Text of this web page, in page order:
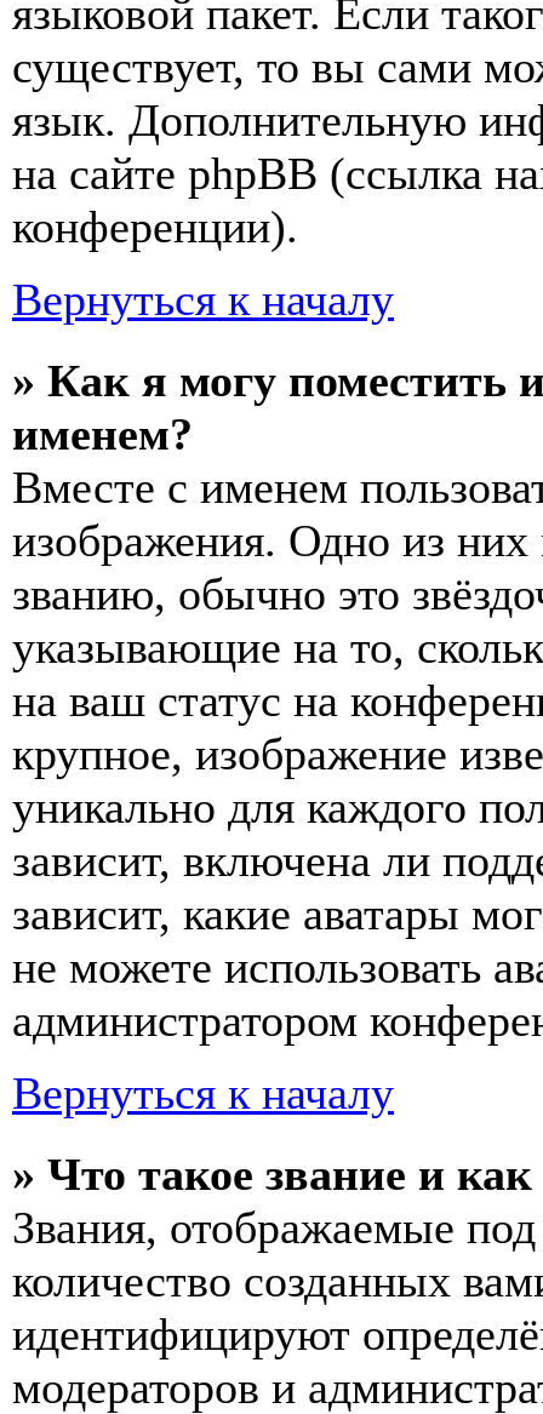
языковой пакет. Если
существует, то вы сами
язык. Дополнительную
на сайте phpBB (ссылка
конференции).
Вернуться к началу
» Как я могу поместить
именем?
Вместе с именем
изображения. Одно из
званию, обычно это
указывающие на то,
на ваш статус на
крупное, изображение
уникально для каждого
зависит, включена ли
зависит, какие аватары
не можете использовать
администратором
Вернуться к началу
» Что такое звание и
Звания, отображаемые
количество созданных
идентифицируют
модераторов и